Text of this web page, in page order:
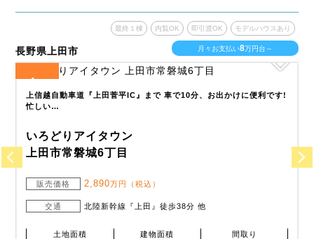
長野県上田市
最終１棟 内覧OK 即引渡OK モデルハウスあり
月々お支払い8万円台～
1
上信越自動車道『上田菅平IC』まで 車で10分、お出かけに便利です!
忙しい…
いろどりアイタウン
上田市常磐城6丁目
販売価格 2,890万円（税込）
交通 北陸新幹線『上田』徒歩38分 他
土地面積
建物面積
間取り